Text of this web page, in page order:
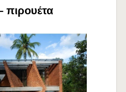
πιρουέτα